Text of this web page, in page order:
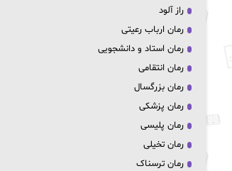
راز آلود
رمان ارباب رعیتی
رمان استاد و دانشجویی
رمان انتقامی
رمان بزرگسال
رمان پزشکی
رمان پلیسی
رمان تخیلی
رمان ترسناک